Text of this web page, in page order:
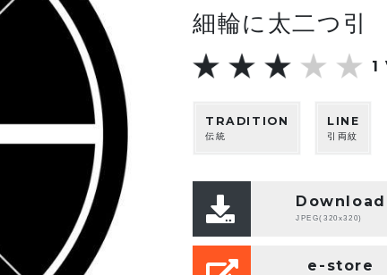
細輪に太二つ引
1
TRADITION
伝統
LINE
引両紋
Download
JPEG(320x320)
e-store